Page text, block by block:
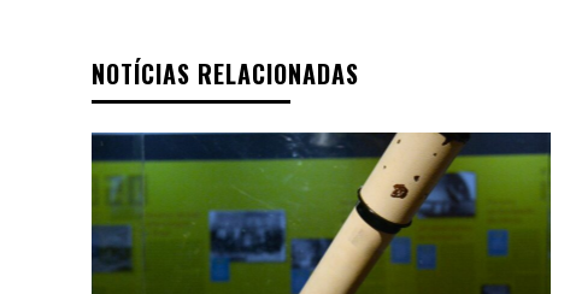
NOTÍCIAS RELACIONADAS